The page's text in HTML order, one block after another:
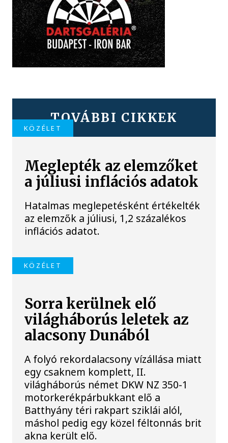
TOVÁBBI CIKKEK
KÖZÉLET
Meglepték az elemzőket
a júliusi inflációs adatok
Hatalmas meglepetésként értékelték
az elemzők a júliusi, 1,2 százalékos
inflációs adatot.
KÖZÉLET
Sorra kerülnek elő
világháborús leletek az
alacsony Dunából
A folyó rekordalacsony vízállása miatt
egy csaknem komplett, II.
világháborús német DKW NZ 350-1
motorkerékpárbukkant elő a
Batthyány téri rakpart sziklái alól,
máshol pedig egy közel féltonnás brit
akna került elő.